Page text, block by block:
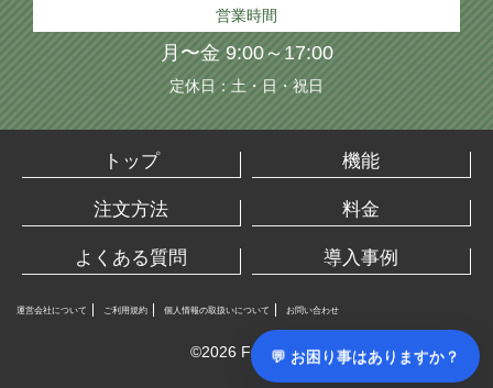
💬 お困り事はありますか？
営業時間
月〜金 9:00～17:00
定休日：土・日・祝日
トップ 機能
注文方法 料金
よくある質問 導入事例
運営会社について ご利用規約 個人情報の取扱いについて お問い合わせ
©2026 FCR Inc.